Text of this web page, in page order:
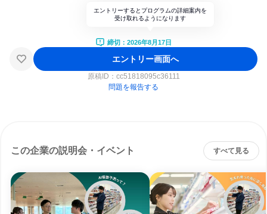
エントリーするとプログラムの詳細案内を
受け取れるようになります
締切：2026年8月17日
エントリー画面へ
原稿ID： cc51818095c36111
問題を報告する
この企業の説明会・イベント すべて見る